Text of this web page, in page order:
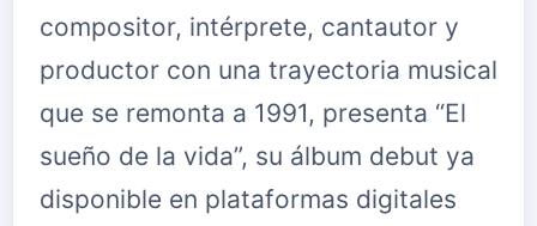
compositor, intérprete, cantautor y
productor con una trayectoria musical
que se remonta a 1991, presenta “El
sueño de la vida”, su álbum debut ya
disponible en plataformas digitales